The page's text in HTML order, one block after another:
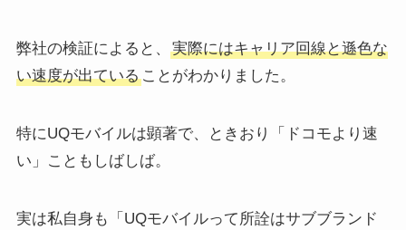
弊社の検証によると、
実際にはキャリア回線と遜色な
い速度が出ていることがわかりました。
特にUQモバイルは顕著で、ときおり「ドコモより速
い」こともしばしば。
実は私自身も「UQモバイルって所詮はサブブランド